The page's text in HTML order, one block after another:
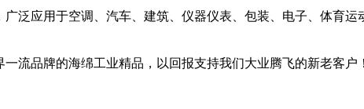
泛应用于空调、汽车、建筑、仪器仪表、包装、电子、体育
品牌的海绵工业精品，以回报支持我们大业腾飞的新老客户